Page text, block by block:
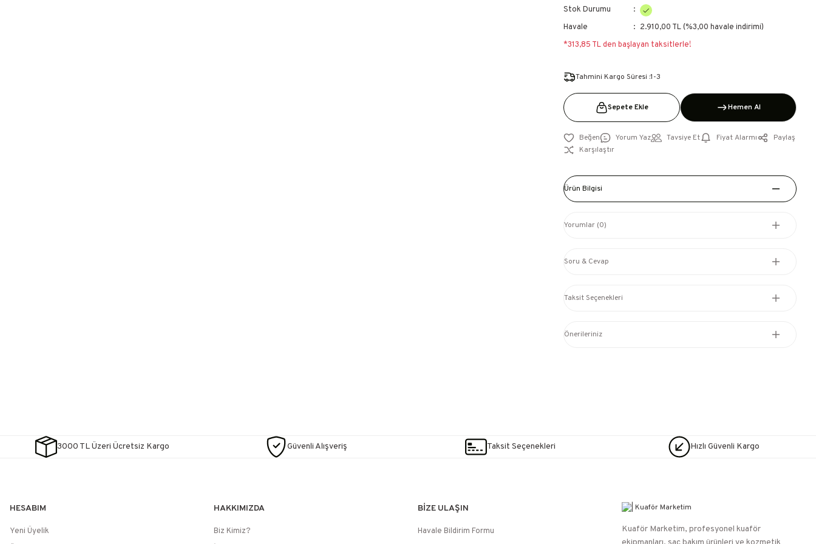
Stok Durumu
Havale
2.910,00 TL (%3,00 havale indirimi)
*313,85 TL den başlayan taksitlerle!
Tahmini Kargo Süresi :1-3
Sepete Ekle Hemen Al
Yorum Yaz Tavsiye Et Fiyat Alarmı
Paylaş
Karşılaştır
Ürün Bilgisi
Yorumlar (0)
Soru & Cevap
Taksit Seçenekleri
Önerileriniz
3000 TL Üzeri Ücretsiz Kargo Güvenli Alışveriş Taksit Seçenekleri Hızlı Güvenli Kargo
HESABIM
Yeni Üyelik
HAKKIMIZDA
Biz Kimiz?
BİZE ULAŞIN
Havale Bildirim Formu
Kuaför Marketim, profesyonel kuaför